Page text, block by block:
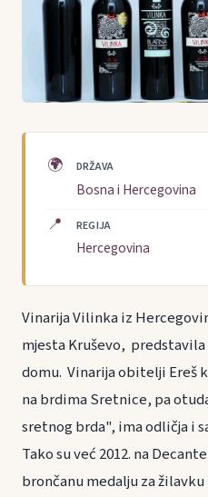
🌍 DRŽAVA
Bosna i Hercegovina
📍 REGIJA
Hercegovina
Vinarija Vilinka iz
mjesta Kruševo, predstavila
domu. Vinarija obitelji Ereš
na brdima Sretnice, pa
sretnog brda", ima odličja i
Tako su već 2012. na
brončanu medalju za